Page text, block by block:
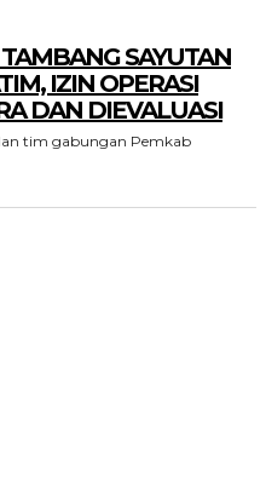
SAYUTAN
IZIN OPERASI
DAN DIEVALUASI
tim gabungan Pemkab